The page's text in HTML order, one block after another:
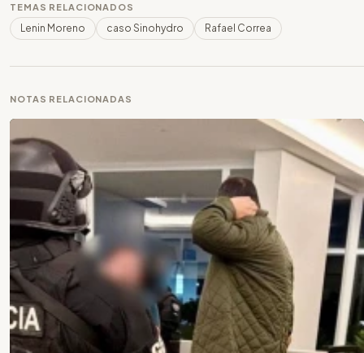
TEMAS RELACIONADOS
Lenin Moreno caso Sinohydro Rafael Correa
NOTAS RELACIONADAS